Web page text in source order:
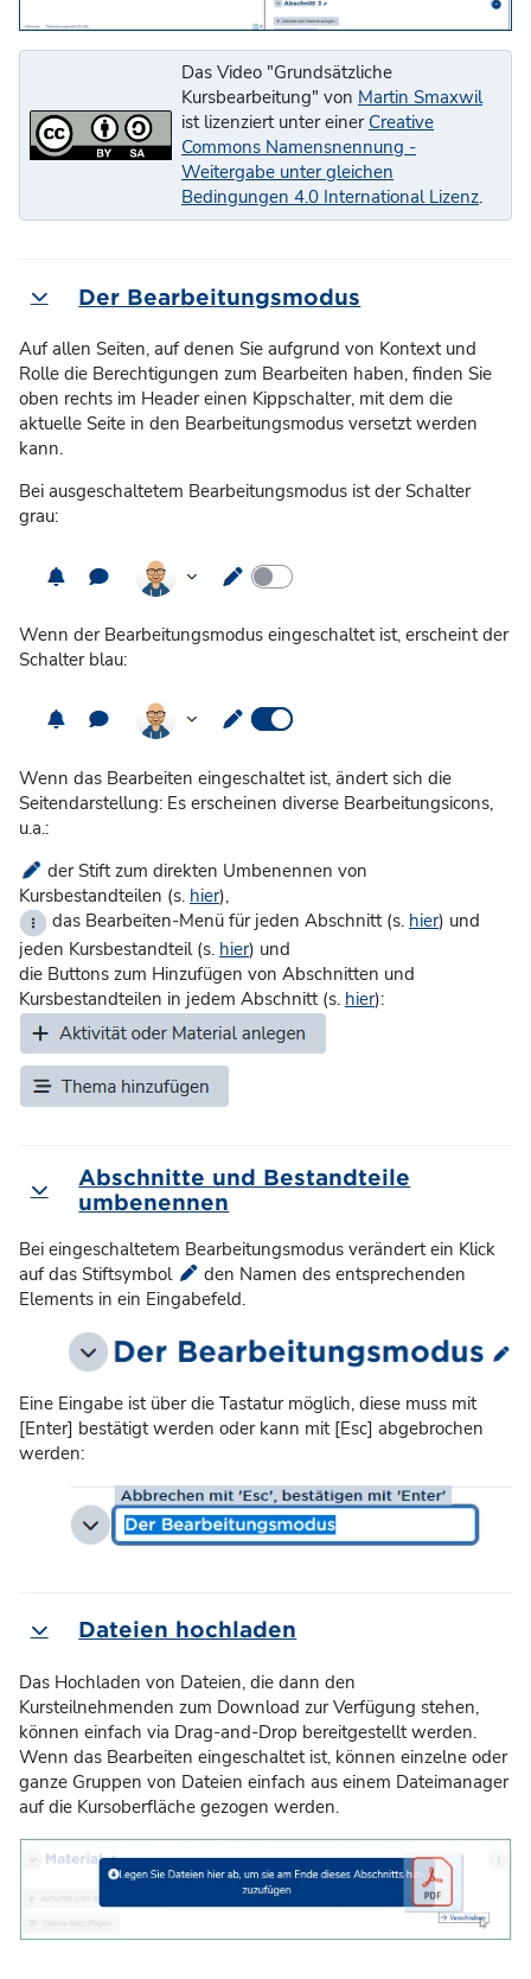
Das Video "Grundsätzliche
Kursbearbeitung" von Martin Smaxwil
ist lizenziert unter einer Creative
Commons Namensnennung -
Weitergabe unter gleichen
Bedingungen 4.0 International Lizenz.
EinklappenDer Bearbeitungsmodus
Auf allen Seiten, auf denen Sie aufgrund von Kontext und
Rolle die Berechtigungen zum Bearbeiten haben, finden Sie
oben rechts im Header einen Kippschalter, mit dem die
aktuelle Seite in den Bearbeitungsmodus versetzt werden
kann.
Bei ausgeschaltetem Bearbeitungsmodus ist der Schalter
grau:
Wenn der Bearbeitungsmodus eingeschaltet ist, erscheint der
Schalter blau:
Wenn das Bearbeiten eingeschaltet ist, ändert sich die
Seitendarstellung: Es erscheinen diverse Bearbeitungsicons,
u.a.:
der Stift zum direkten Umbenennen von
Kursbestandteilen (s. hier),
das Bearbeiten-Menü für jeden Abschnitt (s. hier) und
jeden Kursbestandteil (s. hier) und
die Buttons zum Hinzufügen von Abschnitten und
Kursbestandteilen in jedem Abschnitt (s. hier):
Einklappen
Abschnitte und Bestandteile
umbenennen
Bei eingeschaltetem Bearbeitungsmodus verändert ein Klick
auf das Stiftsymbol
den Namen des entsprechenden
Elements in ein Eingabefeld.
Eine Eingabe ist über die Tastatur möglich, diese muss mit
[Enter] bestätigt werden oder kann mit [Esc] abgebrochen
werden:
EinklappenDateien hochladen
Das Hochladen von Dateien, die dann den
Kursteilnehmenden zum Download zur Verfügung stehen,
können einfach via Drag-and-Drop bereitgestellt werden.
Wenn das Bearbeiten eingeschaltet ist, können einzelne oder
ganze Gruppen von Dateien einfach aus einem Dateimanager
auf die Kursoberfläche gezogen werden.